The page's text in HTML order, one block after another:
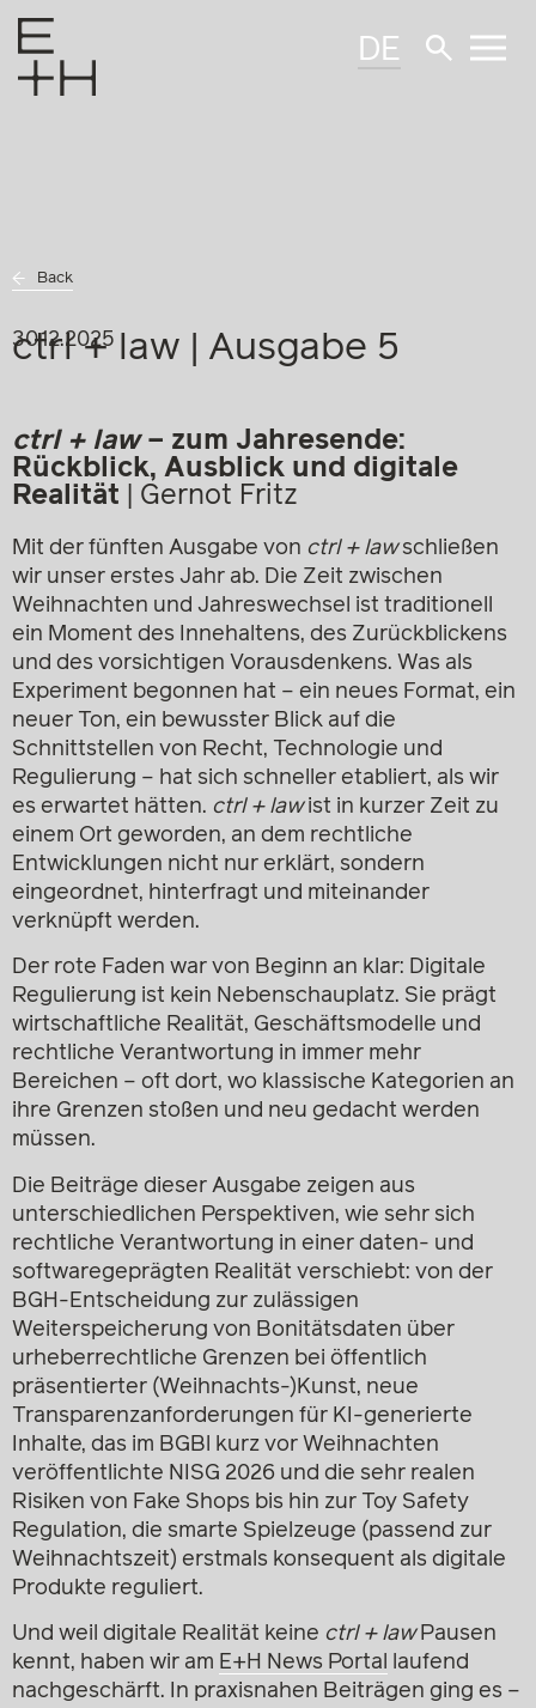
DE
Back
ctrl + law | Ausgabe 5
30.12.2025
ctrl + law– zum Jahresende:
Rückblick, Ausblick und digitale
Realität
Gernot Fritz
Mit der fünften Ausgabe von ctrl + lawschließen
wir unser erstes Jahr ab. Die Zeit zwischen
Weihnachten und Jahreswechsel ist traditionell
ein Moment des Innehaltens, des Zurückblickens
und des vorsichtigen Vorausdenkens. Was als
Experiment begonnen hat – ein neues Format, ein
neuer Ton, ein bewusster Blick auf die
Schnittstellen von Recht, Technologie und
Regulierung – hat sich schneller etabliert, als wir
es erwartet hätten. ctrl + lawist in kurzer Zeit zu
einem Ort geworden, an dem rechtliche
Entwicklungen nicht nur erklärt, sondern
eingeordnet, hinterfragt und miteinander
verknüpft werden.
Der rote Faden war von Beginn an klar: Digitale
Regulierung ist kein Nebenschauplatz. Sie prägt
wirtschaftliche Realität, Geschäftsmodelle und
rechtliche Verantwortung in immer mehr
Bereichen – oft dort, wo klassische Kategorien an
ihre Grenzen stoßen und neu gedacht werden
müssen.
Die Beiträge dieser Ausgabe zeigen aus
unterschiedlichen Perspektiven, wie sehr sich
rechtliche Verantwortung in einer daten- und
softwaregeprägten Realität verschiebt: von der
BGH-Entscheidung zur zulässigen
Weiterspeicherung von Bonitätsdaten über
urheberrechtliche Grenzen bei öffentlich
präsentierter (Weihnachts-)Kunst, neue
Transparenzanforderungen für KI-generierte
Inhalte, das im BGBl kurz vor Weihnachten
veröffentlichte NISG 2026 und die sehr realen
Risiken von Fake Shops bis hin zur Toy Safety
Regulation, die smarte Spielzeuge (passend zur
Weihnachtszeit) erstmals konsequent als digitale
Produkte reguliert.
Und weil digitale Realität keine ctrl + lawPausen
kennt, haben wir am E+H News Portal
laufend
nachgeschärft. In praxisnahen Beiträgen ging es –